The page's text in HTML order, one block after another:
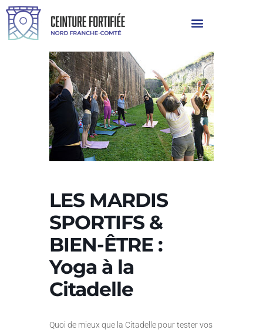
LES MARDIS
SPORTIFS &
BIEN-ÊTRE :
Yoga à la
Citadelle
Quoi de mieux que la Citadelle pour tester vos